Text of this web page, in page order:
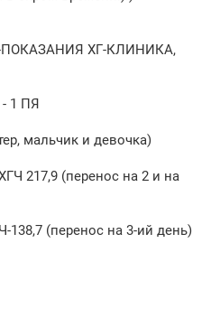
ХГ-КЛИНИКА,
- 1 ПЯ
мальчик и девочка)
217,9 (перенос на 2 и на
(перенос на 3-ий день)